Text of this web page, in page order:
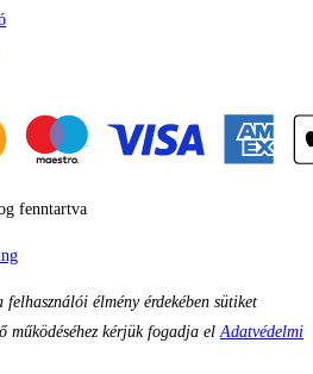
fenntartva
élmény érdekében sütiket
működéséhez kérjük fogadja el Adatvédelmi